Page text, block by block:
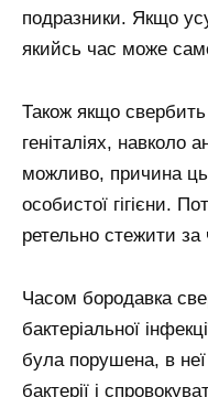
подразники. Якщо
якийсь час може
Також якщо
геніталіях, навколо
можливо, причина
особистої гігієни.
ретельно стежити
Часом бородавка
бактеріальної
була порушена, в
бактерії і